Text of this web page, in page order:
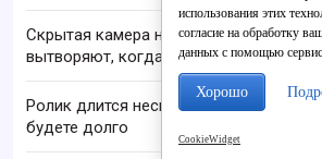
Скрытая камера на пляже Крыма: Что
вытворяют, когда их не видят...
Ролик длится несколько секунд, а
будете долго
использования этих
согласие на обработку
данных с помощью
Хорошо
CookieWidget